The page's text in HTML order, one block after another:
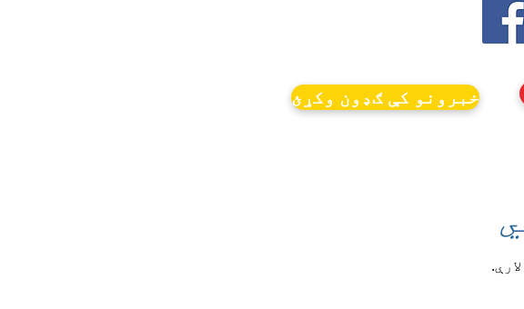
خبرونو کې ګډون وکړئ